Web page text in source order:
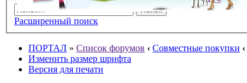
Расширенный поиск
ПОРТАЛ » Список форумов ‹ Совместные покупки ‹
Изменить размер шрифта
Версия для печати